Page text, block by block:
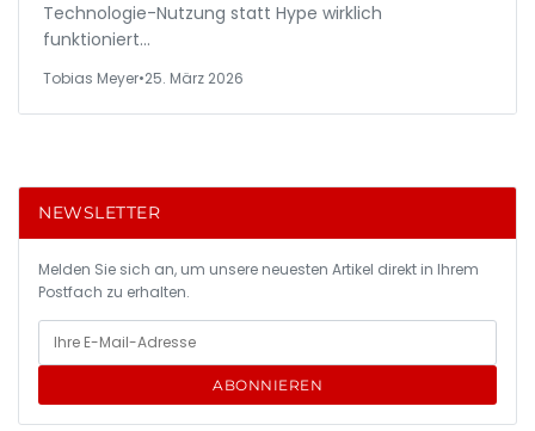
Technologie-Nutzung statt Hype wirklich
funktioniert…
Tobias Meyer•25. März 2026
NEWSLETTER
Melden Sie sich an, um unsere neuesten Artikel direkt in Ihrem
Postfach zu erhalten.
ABONNIEREN